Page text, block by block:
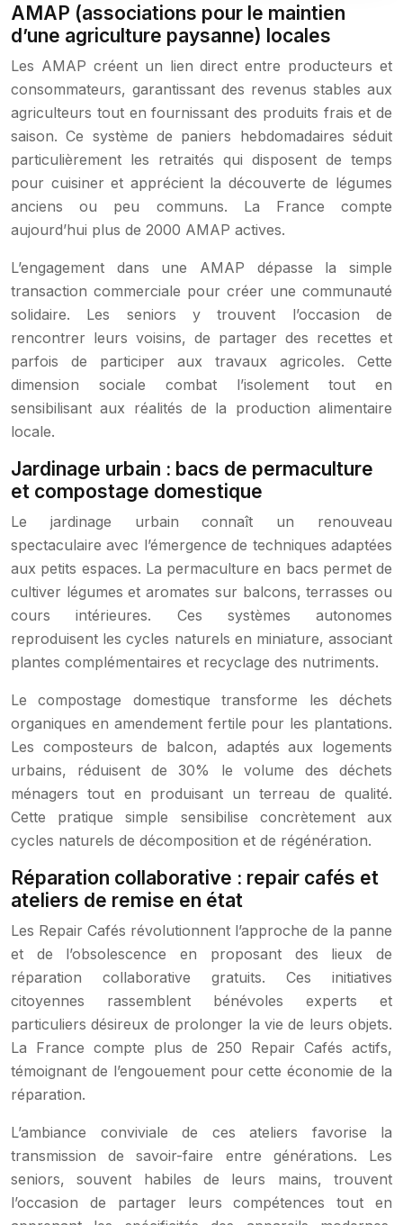
AMAP (associations pour le maintien
d’une agriculture paysanne) locales
Les AMAP créent un lien direct entre producteurs et
consommateurs, garantissant des revenus stables aux
agriculteurs tout en fournissant des produits frais et de
saison. Ce système de paniers hebdomadaires séduit
particulièrement les retraités qui disposent de temps
pour cuisiner et apprécient la découverte de légumes
anciens ou peu communs. La France compte
aujourd’hui plus de 2000 AMAP actives.
L’engagement dans une AMAP dépasse la simple
transaction commerciale pour créer une communauté
solidaire. Les seniors y trouvent l’occasion de
rencontrer leurs voisins, de partager des recettes et
parfois de participer aux travaux agricoles. Cette
dimension sociale combat l’isolement tout en
sensibilisant aux réalités de la production alimentaire
locale.
Jardinage urbain : bacs de permaculture
et compostage domestique
Le jardinage urbain connaît un renouveau
spectaculaire avec l’émergence de techniques adaptées
aux petits espaces. La permaculture en bacs permet de
cultiver légumes et aromates sur balcons, terrasses ou
cours intérieures. Ces systèmes autonomes
reproduisent les cycles naturels en miniature, associant
plantes complémentaires et recyclage des nutriments.
Le compostage domestique transforme les déchets
organiques en amendement fertile pour les plantations.
Les composteurs de balcon, adaptés aux logements
urbains, réduisent de 30% le volume des déchets
ménagers tout en produisant un terreau de qualité.
Cette pratique simple sensibilise concrètement aux
cycles naturels de décomposition et de régénération.
Réparation collaborative : repair cafés et
ateliers de remise en état
Les Repair Cafés révolutionnent l’approche de la panne
et de l’obsolescence en proposant des lieux de
réparation collaborative gratuits. Ces initiatives
citoyennes rassemblent bénévoles experts et
particuliers désireux de prolonger la vie de leurs objets.
La France compte plus de 250 Repair Cafés actifs,
témoignant de l’engouement pour cette économie de la
réparation.
L’ambiance conviviale de ces ateliers favorise la
transmission de savoir-faire entre générations. Les
seniors, souvent habiles de leurs mains, trouvent
l’occasion de partager leurs compétences tout en